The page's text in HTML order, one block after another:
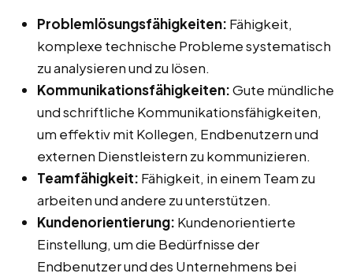
Problemlösungsfähigkeiten: Fähigkeit,
komplexe technische Probleme systematisch
zu analysieren und zu lösen.
Kommunikationsfähigkeiten:Gute mündliche
und schriftliche Kommunikationsfähigkeiten,
um effektiv mit Kollegen, Endbenutzern und
externen Dienstleistern zu kommunizieren.
Teamfähigkeit: Fähigkeit, in einem Team zu
arbeiten und andere zu unterstützen.
Kundenorientierung: Kundenorientierte
Einstellung, um die Bedürfnisse der
Endbenutzer und des Unternehmens bei